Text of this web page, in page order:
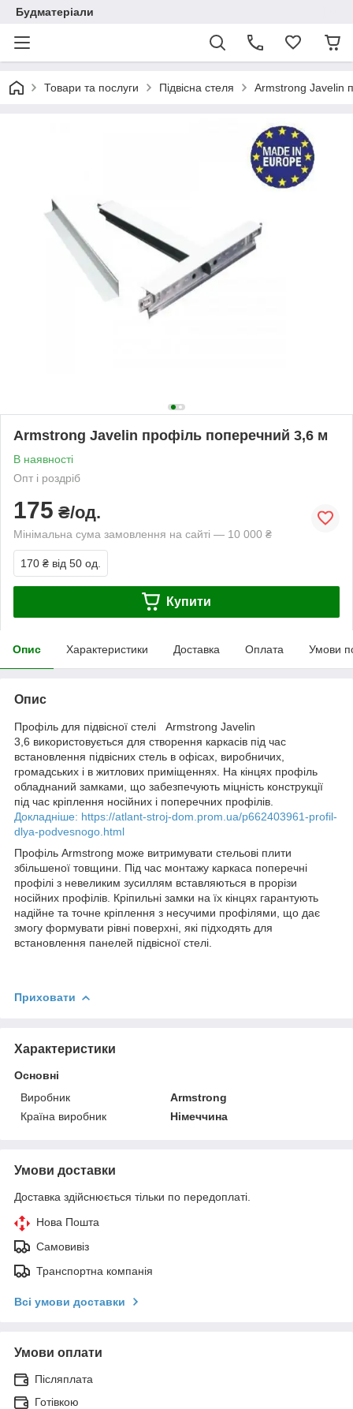
Будматеріали
Товари та послуги Підвісна стеля Armstrong Javelin
Armstrong Javelin профіль поперечний 3,6 м
В наявності
Опт і роздріб
175 ₴/од.
Мінімальна сума замовлення на сайті — 10 000 ₴
170 ₴ від 50 од.
Купити
Опис Характеристики Доставка Оплата Умови
Опис
Профіль для підвісної стелі Armstrong Javelin
3,6 використовується для створення каркасів під час
встановлення підвісних стель в офісах, виробничих,
громадських і в житлових приміщеннях. На кінцях профіль
обладнаний замками, що забезпечують міцність конструкції
під час кріплення носійних і поперечних профілів.
Докладніше: https://atlant-stroj-dom.prom.ua/p662403961-profil-
dlya-podvesnogo.html
Профіль Armstrong може витримувати стельові плити
збільшеної товщини. Під час монтажу каркаса поперечні
профілі з невеликим зусиллям вставляються в прорізи
носійних профілів. Кріпильні замки на їх кінцях гарантують
надійне та точне кріплення з несучими профілями, що дає
змогу формувати рівні поверхні, які підходять для
встановлення панелей підвісної стелі.
Приховати
Характеристики
Основні
Виробник
Armstrong
Країна виробник
Німеччина
Умови доставки
Доставка здійснюється тільки по передоплаті.
Нова Пошта
Самовивіз
Транспортна компанія
Всі умови доставки
Умови оплати
Післяплата
Готівкою